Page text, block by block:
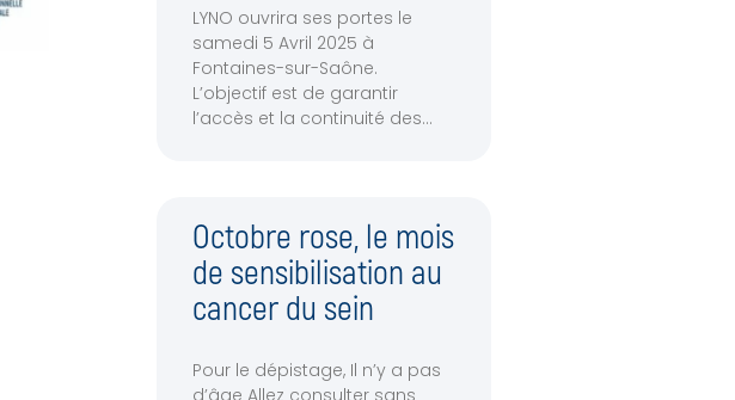
LYNO ouvrira ses portes le
samedi 5 Avril 2025 à
Fontaines-sur-Saône.
L’objectif est de garantir
l’accès et la continuité des
Octobre rose, le mois
de sensibilisation au
cancer du sein
Pour le dépistage, Il n’y a pas
d’âge Allez consulter sans